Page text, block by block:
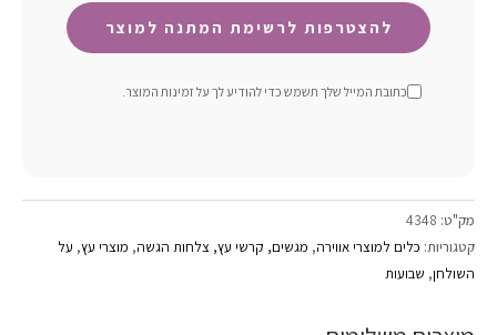
כתובת המייל שלך תשמש כדי להודיע ​​לך על זמינות המוצר.
מק"ט: 4348
קטגוריות: כלים למוצרי אווירה, מגשים, קרשי עץ, צלחות הגשה, מוצרי עץ, על
השולחן, שבועות